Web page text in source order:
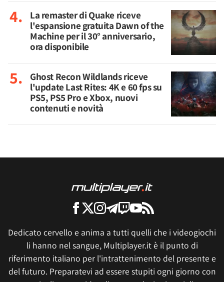
La remaster di Quake riceve
l'espansione gratuita Dawn of the
Machine per il 30° anniversario,
ora disponibile
Ghost Recon Wildlands riceve
l'update Last Rites: 4K e 60 fps su
PS5, PS5 Pro e Xbox, nuovi
contenuti e novità
Dedicato cervello e anima a tutti quelli che i videogiochi
li hanno nel sangue, Multiplayer.it è il punto di
riferimento italiano per l'intrattenimento del presente e
del futuro. Preparatevi ad essere stupiti ogni giorno con